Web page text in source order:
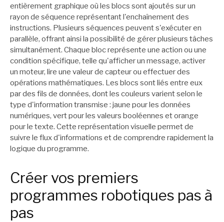
entièrement graphique où les blocs sont ajoutés sur un
rayon de séquence représentant l'enchaînement des
instructions. Plusieurs séquences peuvent s'exécuter en
parallèle, offrant ainsi la possibilité de gérer plusieurs tâches
simultanément. Chaque bloc représente une action ou une
condition spécifique, telle qu'afficher un message, activer
un moteur, lire une valeur de capteur ou effectuer des
opérations mathématiques. Les blocs sont liés entre eux
par des fils de données, dont les couleurs varient selon le
type d'information transmise : jaune pour les données
numériques, vert pour les valeurs booléennes et orange
pour le texte. Cette représentation visuelle permet de
suivre le flux d'informations et de comprendre rapidement la
logique du programme.
Créer vos premiers
programmes robotiques pas à
pas